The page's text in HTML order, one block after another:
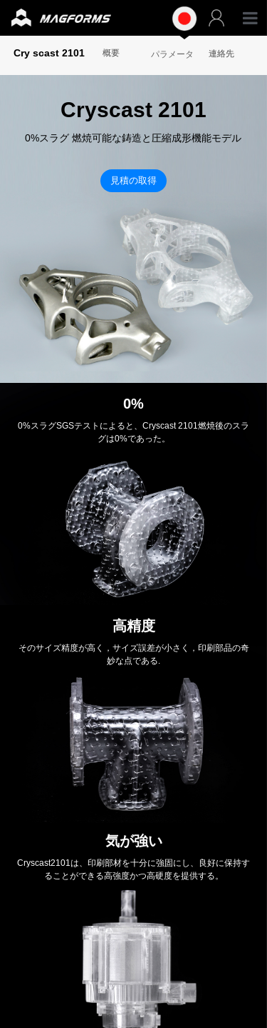
Cry scast 2101 概要 パラメータ 連絡先
Cryscast 2101
0%スラグ 燃焼可能な鋳造と圧縮成形機能モデル
見積の取得
0%
0%スラグSGSテストによると、Cryscast 2101燃焼後のスラ
グは0%であった。
高精度
そのサイズ精度が高く，サイズ誤差が小さく，印刷部品の奇
妙な点である.
気が強い
Cryscast2101は、印刷部材を十分に強固にし、良好に保持す
ることができる高強度かつ高硬度を提供する。